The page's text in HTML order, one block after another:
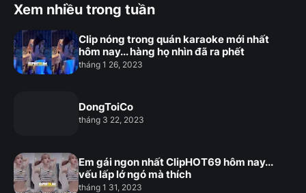
Xem nhiều trong tuần
Clip nóng trong quán karaoke mới nhất
hôm nay... hàng họ nhìn đã ra phết
tháng 1 26, 2023
DongToiCo
tháng 3 22, 2023
Em gái ngon nhất ClipHOT69 hôm nay...
vếu lấp lớ ngó mà thích
tháng 1 31, 2023